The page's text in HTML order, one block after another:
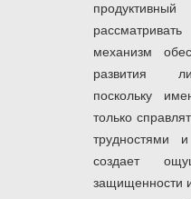
механизм
развития
поскольку
только
трудностями
создает
защищенности